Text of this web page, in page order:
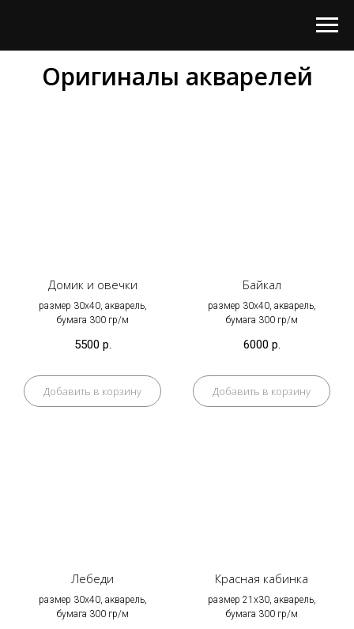
Оригиналы акварелей
Домик и овечки
размер 30х40, акварель,
бумага 300 гр/м
5500 р.
Добавить в корзину
Байкал
размер 30х40, акварель,
бумага 300 гр/м
6000 р.
Добавить в корзину
Лебеди
размер 30х40, акварель,
бумага 300 гр/м
Красная кабинка
размер 21х30, акварель,
бумага 300 гр/м